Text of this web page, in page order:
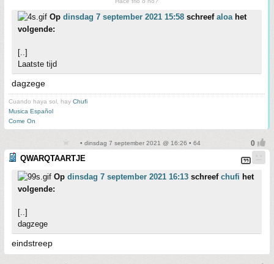
Op dinsdag 7 september 2021 15:58 schreef aloahet
volgende:
[..]
Laatste tijd
dagzege
Cuando haya sol, hay Chufi
Musica Español
Come On
• dinsdag 7 september 2021 @ 16:26 • 64
QWARQTAARTJE
Op dinsdag 7 september 2021 16:13 schreef chufi het
volgende:
[..]
dagzege
eindstreep